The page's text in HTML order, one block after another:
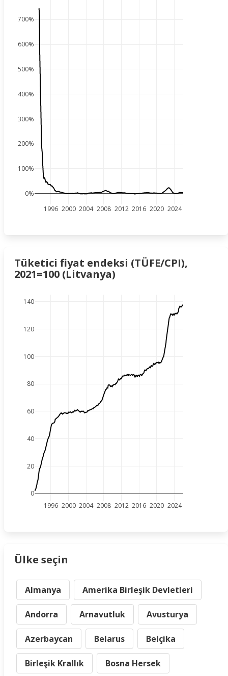
1996 2000 2004 2008 2012 2016 2020 2024
0%
100%
200%
300%
400%
500%
600%
700%
Tüketici fiyat endeksi (TÜFE/CPI),
2021=100 (Litvanya)
1996 2000 2004 2008 2012 2016 2020 2024
0
20
40
60
80
100
120
140
Ülke seçin
Almanya Amerika Birleşik Devletleri
Andorra Arnavutluk Avusturya
Azerbaycan Belarus Belçika
Birleşik Krallık Bosna Hersek